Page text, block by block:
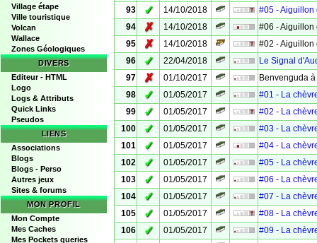
Village étape
Ville touristique
Volcan
Wallace
Zones Géologiques
DIVERS
Editeur - HTML
Logo
Logs & Attributs
Quick Links
Pseudos
LIENS
Associations
Blogs
Blogs - Perso
Autres jeux
Sites & forums
MON PROFIL
Mon Compte
Mes Caches
Mes Pockets queries
93 ✓ 14/10/2018
#05 - Aiguillon
94
✗ 14/10/2018
#06 - Aiguillon
95
✗ 14/10/2018
#02 - Aiguillon
96
✓ 22/04/2018
Le Signal
97
✗ 01/10/2017
Benvenguda
98
✓ 01/05/2017
#01 - La
99
✓ 01/05/2017
#02 - La
100
✓ 01/05/2017
#03 - La
101
✓ 01/05/2017
#04 - La
102
✓ 01/05/2017
#05 - La
103
✓ 01/05/2017
#06 - La
104
✓ 01/05/2017
#07 - La
105
✓ 01/05/2017
#08 - La
106
✓ 01/05/2017
#09 - La